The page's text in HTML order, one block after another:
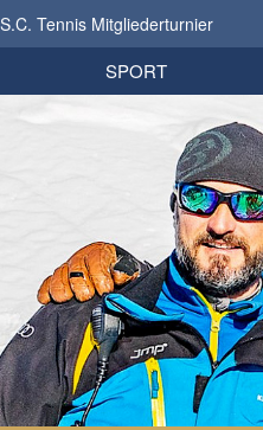
Tennis Mitgliederturnier
SPORT
2018